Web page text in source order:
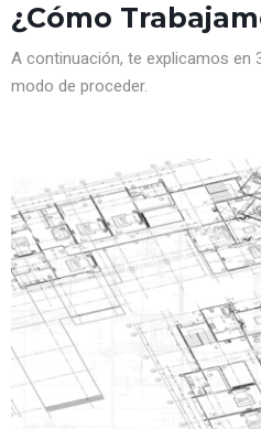
¿Cómo
A continuación, te explicamos en
modo de proceder.